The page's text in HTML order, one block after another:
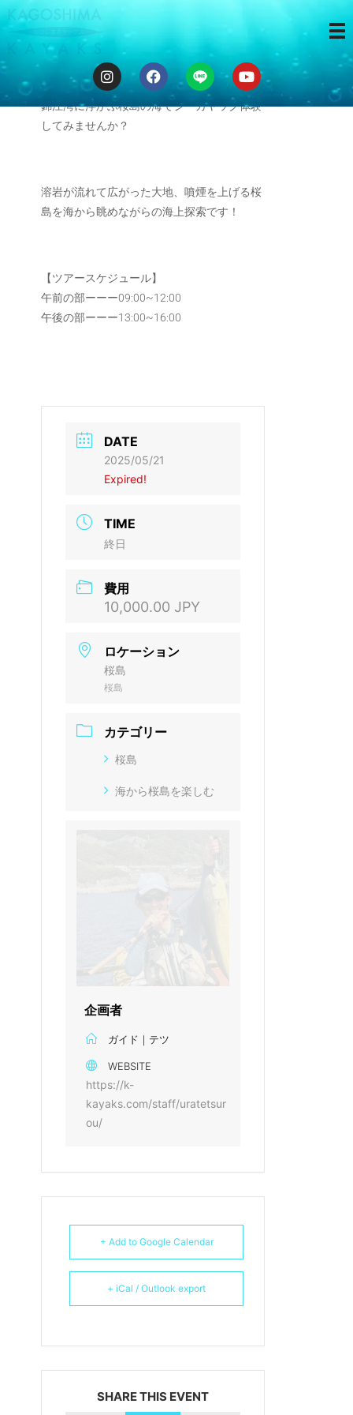
３時間ツアー
錦江湾に浮かぶ桜島の海でシーカヤック体験
してみませんか？
溶岩が流れて広がった大地、噴煙を上げる桜
島を海から眺めながらの海上探索です！
【ツアースケジュール】
午前の部ーーー09:00~12:00
午後の部ーーー13:00~16:00
DATE
2025/05/21
Expired!
TIME
終日
費用
10,000.00 JPY
ロケーション
桜島
桜島
カテゴリー
桜島
海から桜島を楽しむ
企画者
ガイド｜テツ
WEBSITE
https://k-
kayaks.com/staff/uratetsur
ou/
+ Add to Google Calendar
+ iCal / Outlook export
SHARE THIS EVENT